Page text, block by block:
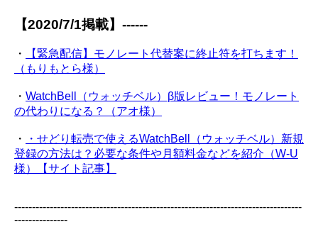
【2020/7/1掲載】------
・
【緊急配信】モノレート代替案に終止符を打ちます！
（もりもとら様）
・ WatchBell（ウォッチベル）β版レビュー！モノレート
の代わりになる？（アオ様）
・
・せどり転売で使えるWatchBell（ウォッチベル）新規
登録の方法は？必要な条件や月額料金などを紹介（W-U
様）【サイト記事】
---------------------------------------------------------------------------------
---------------